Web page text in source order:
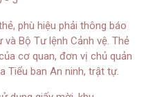
phù hiệu phải thông báo
Bộ Tư lệnh Cảnh vệ. Thẻ
cơ quan, đơn vị chủ quản
Tiểu ban An ninh, trật tự.